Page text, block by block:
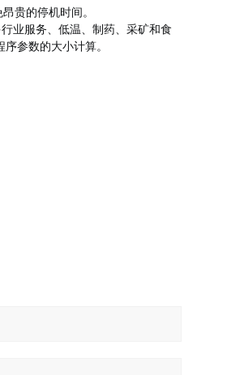
贵的停机时间。
业服务、低温、制药、采矿和食
序参数的大小计算。